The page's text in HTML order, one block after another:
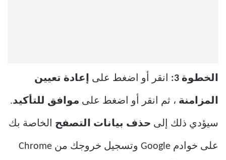
الخطوة 3: انقر أو اضغط على إعادة تعيين
المزامنة ، ثم انقر أو اضغط على موافق للتأكيد.
سيؤدي ذلك إلى حذف بيانات التصفح الخاصة بك
على خوادم Google وتسجيل خروجك من Chrome